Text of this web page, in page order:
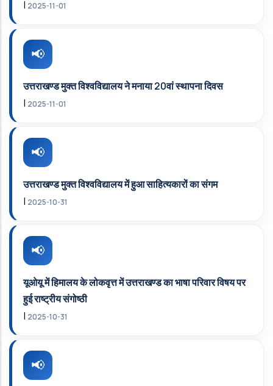
| 2025-11-01
उत्तराखण्ड मुक्त विश्वविद्यालय ने मनाया 20वां स्थापना दिवस
| 2025-11-01
उत्तराखण्‍ड मुक्‍त विश्‍‍वविद्यालय में हुआ साहित्‍यकारों का संगम
| 2025-10-31
यूओयू में हिमालय के लोकवृत्त में उत्तराखण्‍ड का भाषा परिवार विषय पर
हुई राष्‍ट्रीय संगोष्‍ठी
| 2025-10-31